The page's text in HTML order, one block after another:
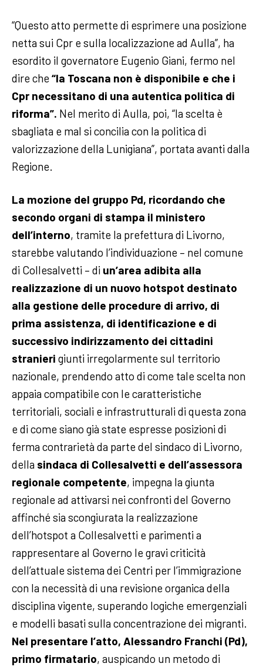
“Questo atto permette di esprimere una posizione
netta sui Cpr e sulla localizzazione ad Aulla”, ha
esordito il governatore Eugenio Giani, fermo nel
dire che “la Toscana non è disponibile e che i
Cpr necessitano di una autentica politica di
riforma”. Nel merito di Aulla, poi, “la scelta è
sbagliata e mal si concilia con la politica di
valorizzazione della Lunigiana”, portata avanti dalla
Regione.
La mozione del gruppo Pd, ricordando che
secondo organi di stampa il ministero
dell’interno, tramite la prefettura di Livorno,
starebbe valutando l’individuazione – nel comune
di Collesalvetti – di un’area adibita alla
realizzazione di un nuovo hotspot destinato
alla gestione delle procedure di arrivo, di
prima assistenza, di identificazione e di
successivo indirizzamento dei cittadini
stranieri giunti irregolarmente sul territorio
nazionale, prendendo atto di come tale scelta non
appaia compatibile con le caratteristiche
territoriali, sociali e infrastrutturali di questa zona
e di come siano già state espresse posizioni di
ferma contrarietà da parte del sindaco di Livorno,
della sindaca di Collesalvetti e dell’assessora
regionale competente, impegna la giunta
regionale ad attivarsi nei confronti del Governo
affinché sia scongiurata la realizzazione
dell’hotspot a Collesalvetti e parimenti a
rappresentare al Governo le gravi criticità
dell’attuale sistema dei Centri per l’immigrazione
con la necessità di una revisione organica della
disciplina vigente, superando logiche emergenziali
e modelli basati sulla concentrazione dei migranti.
Nel presentare l’atto, Alessandro Franchi (Pd),
primo firmatario, auspicando un metodo di